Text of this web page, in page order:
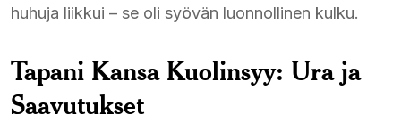
huhuja liikkui – se oli syövän luonnollinen kulku.
Tapani Kansa Kuolinsyy: Ura ja
Saavutukset